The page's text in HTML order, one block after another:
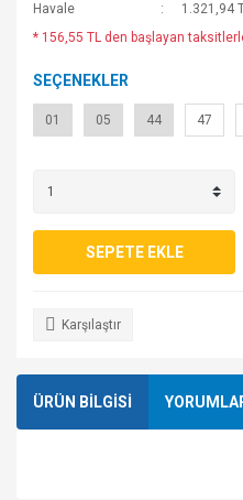
Havale
1.321,94
* 156,55 TL den başlayan
SEÇENEKLER
01 05 44 47
SEPETE EKLE
Karşılaştır
ÜRÜN BİLGİSİ